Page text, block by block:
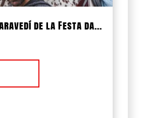
de la Festa da...